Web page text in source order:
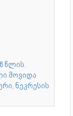
წლის.
მოვიდა
ნეკრესის